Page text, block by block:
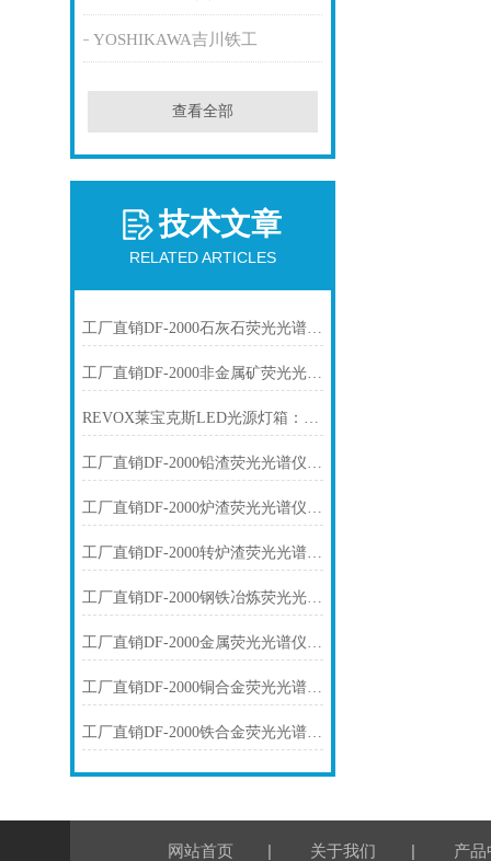
YOSHIKAWA吉川铁工
查看全部
技术文章
RELATED ARTICLES
工厂直销DF-2000石灰石荧光光谱仪技术参数
工厂直销DF-2000非金属矿荧光光谱仪技术参数
REVOX莱宝克斯LED光源灯箱：工业视觉检测的高稳定冷光方案
工厂直销DF-2000铅渣荧光光谱仪技术参数
工厂直销DF-2000炉渣荧光光谱仪技术参数
工厂直销DF-2000转炉渣荧光光谱仪技术参数
工厂直销DF-2000钢铁冶炼荧光光谱仪技术参数
工厂直销DF-2000金属荧光光谱仪技术参数
工厂直销DF-2000铜合金荧光光谱仪技术参数
工厂直销DF-2000铁合金荧光光谱仪技术参数
网站首页 | 关于我们 | 产品